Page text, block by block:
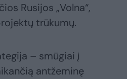
Rusijos „Volna“,
trūkumų.
– smūgiai į
antžeminę